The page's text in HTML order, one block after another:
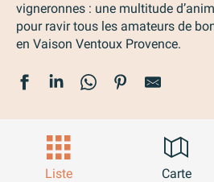
vigneronnes : une multitude
pour ravir tous les amateurs de
en Vaison Ventoux Provence.
Liste Carte